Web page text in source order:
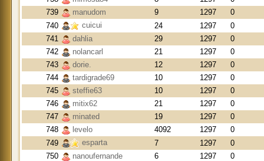
739
manudom 9 1297
0
740
cuicui 24 1297
0
741
dahlia 29 1297
0
742
nolancarl 21 1297
0
743
dorie. 12 1297
0
744
tardigrade69 10 1297
0
745
steffie63 10 1297
0
746
mitix62 21 1297
0
747
minated 19 1297
0
748
levelo 4092 1297
0
749
esparta 7 1297
0
750
nanoufernande 6 1297
0